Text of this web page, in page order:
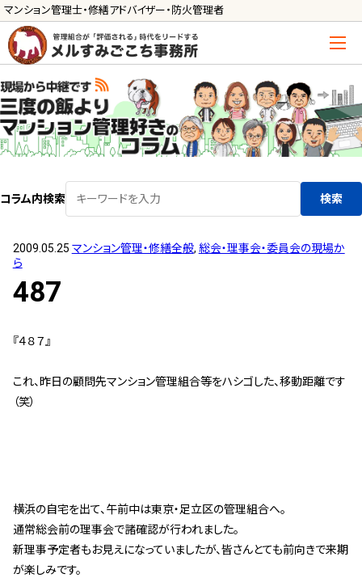
マンション管理士・修繕アドバイザー・防火管理者
コラム内検索 検索
2009.05.25 マンション管理・修繕全般, 総会・理事会・委員会の現場か
ら
487
『４８７』
これ、昨日の顧問先マンション管理組合等をハシゴした、移動距離です
（笑）
横浜の自宅を出て、午前中は東京・足立区の管理組合へ。
通常総会前の理事会で諸確認が行われました。
新理事予定者もお見えになっていましたが、皆さんとても前向きで来期
が楽しみです。
管理士の活用方法
ご利用の流れ »
サービス一覧
管理組合運営
大規模修繕のご意見番 »
メルの防火管理者